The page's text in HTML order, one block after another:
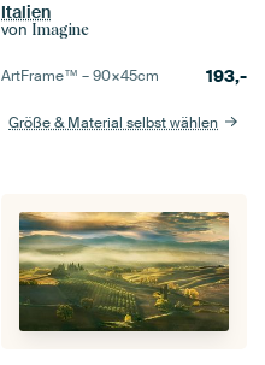
Italien
von Imagine
ArtFrame™ –90×45cm 193,-
Größe & Material selbst wählen